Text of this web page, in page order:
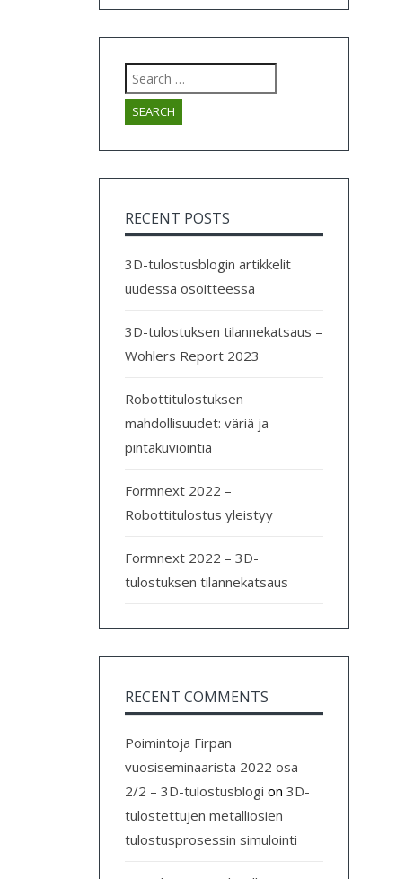
Search
for:
RECENT POSTS
3D-tulostusblogin artikkelit
uudessa osoitteessa
3D-tulostuksen tilannekatsaus –
Wohlers Report 2023
Robottitulostuksen
mahdollisuudet: väriä ja
pintakuviointia
Formnext 2022 –
Robottitulostus yleistyy
Formnext 2022 – 3D-
tulostuksen tilannekatsaus
RECENT COMMENTS
Poimintoja Firpan
vuosiseminaarista 2022 osa
2/2 – 3D-tulostusblogi on3D-
tulostettujen metalliosien
tulostusprosessin simulointi